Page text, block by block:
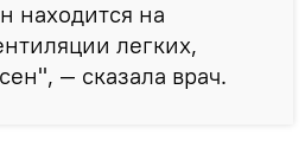
находится на
легких,
— сказала врач.